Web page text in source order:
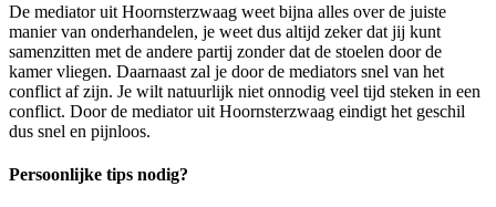
De mediator uit Hoornsterzwaag weet bijna alles over de juiste
manier van onderhandelen, je weet dus altijd zeker dat jij kunt
samenzitten met de andere partij zonder dat de stoelen door de
kamer vliegen. Daarnaast zal je door de mediators snel van het
conflict af zijn. Je wilt natuurlijk niet onnodig veel tijd steken in een
conflict. Door de mediator uit Hoornsterzwaag eindigt het geschil
dus snel en pijnloos.
Persoonlijke tips nodig?